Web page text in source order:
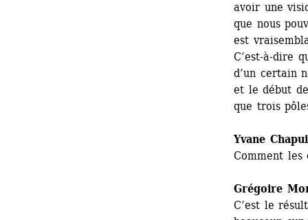
avoir une
que nous
est
C’est-à-dire
d’un certain
et le début
que trois
Yvane
Comment les
Grégoire
C’est le